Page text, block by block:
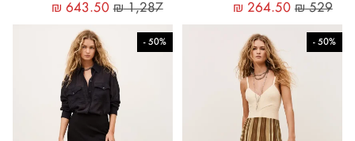
₪529
₪ 264.50
₪1,287
₪ 643.50
50%
-
50%
-